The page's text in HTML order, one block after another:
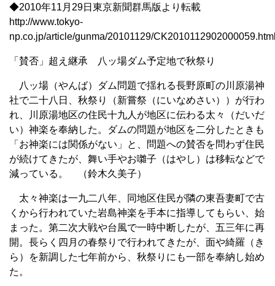
◆2010年11月29日東京新聞群馬版より転載
http://www.tokyo-
np.co.jp/article/gunma/20101129/
「賛否」超え継承 八ッ場ダム予定地で秋祭り
八ッ場（やんば）ダム問題で揺れる長野原町の川原湯神
社で二十八日、秋祭り（新嘗祭（にいなめさい））が行わ
れ、川原湯地区の住民十九人が地区に伝わる太々（だいだ
い）神楽を奉納した。ダムの問題が地区を二分したときも
「お神楽には関係がない」と、問題への賛否を問わず住民
が続けてきたが、舞い手やお囃子（はやし）は移転などで
減っている。 （鈴木久美子）
太々神楽は一九二八年、同地区住民が隣の東吾妻町で古
くから行われていた岩島神楽を手本に指導してもらい、始
まった。第二次大戦や台風で一時中断したが、五三年に再
開。長らく四月の春祭りで行われてきたが、面や綺羅（き
ら）を新調した七年前から、秋祭りにも一部を奉納し始め
た。